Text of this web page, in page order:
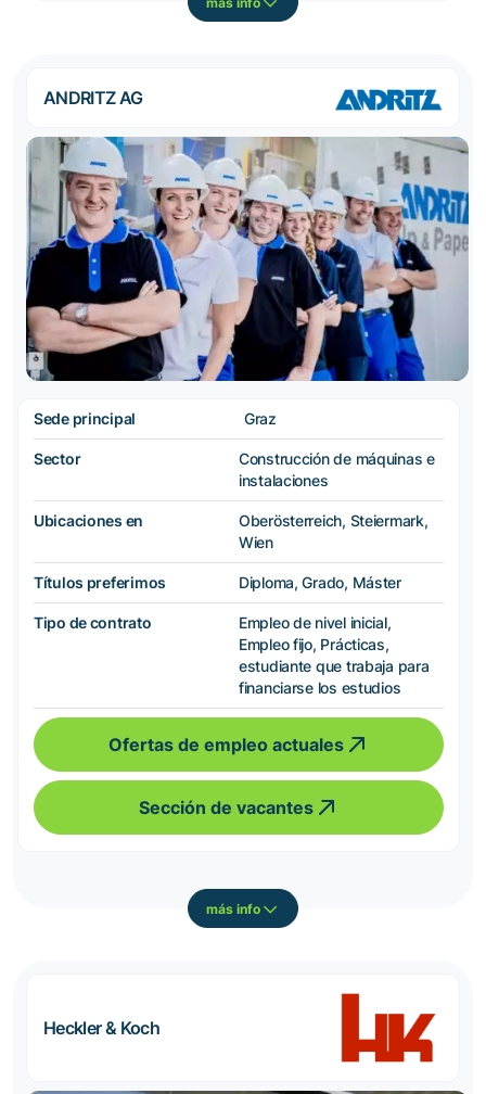
ANDRITZ AG
Sede principal Graz
Sector
Construcción de máquinas e
instalaciones
Ubicaciones en
Oberösterreich, Steiermark,
Wien
Títulos preferimos Diploma, Grado, Máster
Tipo de contrato
Empleo de nivel inicial,
Empleo fijo, Prácticas,
estudiante que trabaja para
financiarse los estudios
Ofertas de empleo actuales
Sección de vacantes
más info
Heckler & Koch